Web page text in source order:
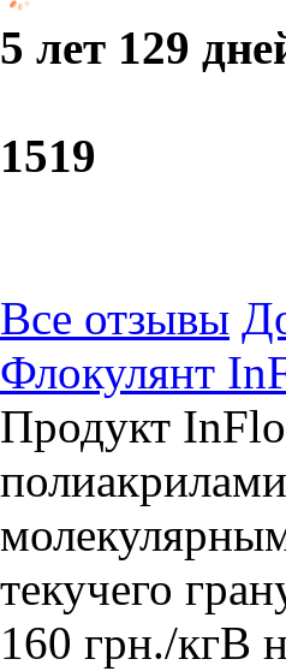
5 лет 129
1519
Все отзывы
Флокулянт
Продукт
текучего
160 грн./кгВ